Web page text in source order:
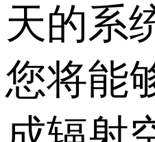
天的系
您将能